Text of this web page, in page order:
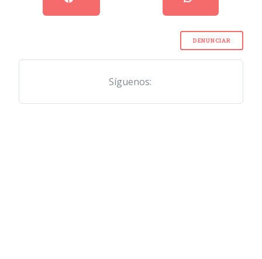
DENUNCIAR
Síguenos: